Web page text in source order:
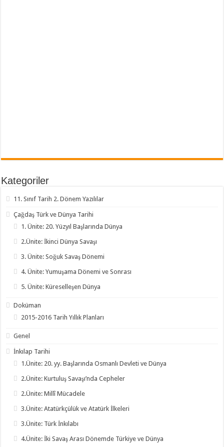
Kategoriler
11. Sınıf Tarih 2. Dönem Yazılılar
Çağdaş Türk ve Dünya Tarihi
1. Ünite: 20. Yüzyıl Başlarında Dünya
2.Ünite: İkinci Dünya Savaşı
3. Ünite: Soğuk Savaş Dönemi
4. Ünite: Yumuşama Dönemi ve Sonrası
5. Ünite: Küreselleşen Dünya
Doküman
2015-2016 Tarih Yıllık Planları
Genel
İnkılap Tarihi
1.Ünite: 20. yy. Başlarında Osmanlı Devleti ve Dünya
2.Ünite: Kurtuluş Savaşı’nda Cepheler
2.Ünite: Millî Mücadele
3.Ünite: Atatürkçülük ve Atatürk İlkeleri
3.Ünite: Türk İnkılabı
4.Ünite: İki Savaş Arası Dönemde Türkiye ve Dünya